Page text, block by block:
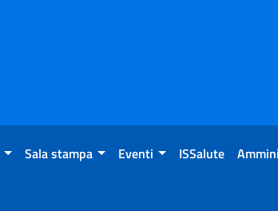
Sala stampa Eventi ISSalute